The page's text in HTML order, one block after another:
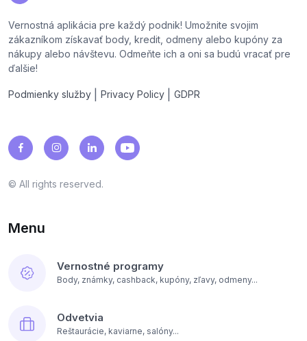
Vernostná aplikácia pre každý podnik! Umožnite svojim
zákazníkom získavať body, kredit, odmeny alebo kupóny za
nákupy alebo návštevu. Odmeňte ich a oni sa budú vracať pre
ďalšie!
Podmienky služby Privacy Policy GDPR
© All rights reserved.
Menu
Vernostné programy
Body, známky, cashback, kupóny, zľavy, odmeny...
Odvetvia
Reštaurácie, kaviarne, salóny...